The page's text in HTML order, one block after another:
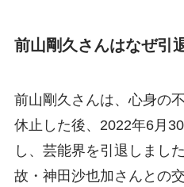
前山剛久さんはなぜ引
前山剛久さんは、心身の
休止した後、2022年6月
し、芸能界を引退しまし
故・神田沙也加さんとの